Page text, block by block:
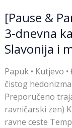
[Pause &
3-dnevna
Slavonija i
Papuk • Kutjevo
čistog
Preporučeno
ravničarski zen)
ravne ceste